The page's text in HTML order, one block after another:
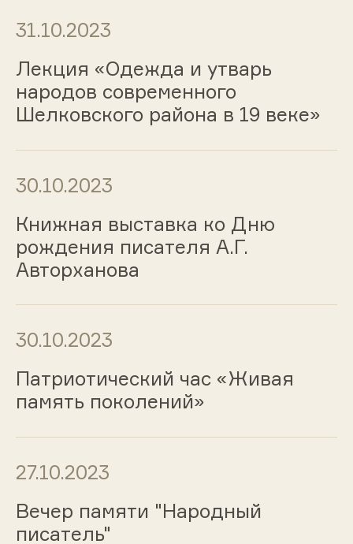
31.10.2023
Лекция «Одежда и утварь
народов современного
Шелковского района в 19 веке»
30.10.2023
Книжная выставка ко Дню
рождения писателя А.Г.
Авторханова
30.10.2023
Патриотический час «Живая
память поколений»
27.10.2023
Вечер памяти "Народный
писатель"